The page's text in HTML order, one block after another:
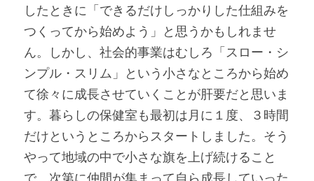
したときに「できるだけしっかりした仕組みを
つくってから始めよう」と思うかもしれませ
ん。しかし、社会的事業はむしろ「スロー・シ
ンプル・スリム」という小さなところから始め
て徐々に成長させていくことが肝要だと思いま
す。暮らしの保健室も最初は月に１度、３時間
だけというところからスタートしました。そう
やって地域の中で小さな旗を上げ続けること